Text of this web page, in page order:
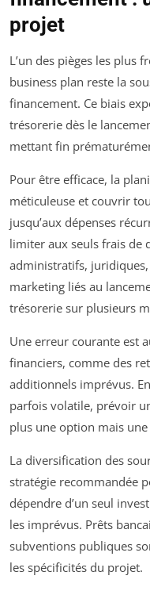
projet
L’un des pièges les plus
business plan reste la
financement. Ce biais
trésorerie dès le
mettant fin
Pour être efficace, la
méticuleuse et couvrir
jusqu’aux dépenses
limiter aux seuls frais de
administratifs, juridiques,
marketing liés au
trésorerie sur plusieurs
Une erreur courante est
financiers, comme des
additionnels imprévus.
parfois volatile, prévoir
plus une option mais une
La diversification des
stratégie recommandée
dépendre d’un seul
les imprévus. Prêts
subventions publiques
les spécificités du projet.